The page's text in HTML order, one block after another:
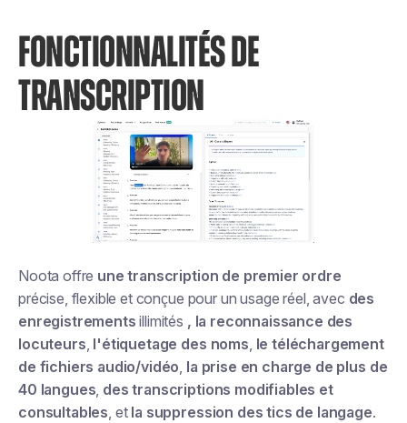
FONCTIONNALITÉS DE
TRANSCRIPTION
Noota offre une transcription de premier ordre
précise, flexible et conçue pour un usage réel, avec des
enregistrements illimités , la reconnaissance des
locuteurs, l'étiquetage des noms, le téléchargement
de fichiers audio/vidéo, la prise en charge de plus de
40 langues, des transcriptions modifiables et
consultables, et la suppression des tics de langage.